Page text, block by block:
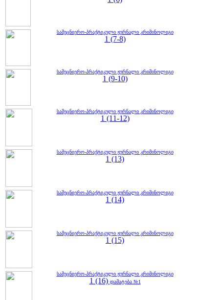
სამეცნიერო-პრაქტიკული ჟურნალი კრიმინოლიგი
1 (7-8)
სამეცნიერო-პრაქტიკული ჟურნალი კრიმინოლიგი
1 (9-10)
სამეცნიერო-პრაქტიკული ჟურნალი კრიმინოლიგი
1 (11-12)
სამეცნიერო-პრაქტიკული ჟურნალი კრიმინოლიგი
1 (13)
სამეცნიერო-პრაქტიკული ჟურნალი კრიმინოლიგი
1 (14)
სამეცნიერო-პრაქტიკული ჟურნალი კრიმინოლიგი
1 (15)
სამეცნიერო-პრაქტიკული ჟურნალი კრიმინოლიგი
1 (16) დამატება №1